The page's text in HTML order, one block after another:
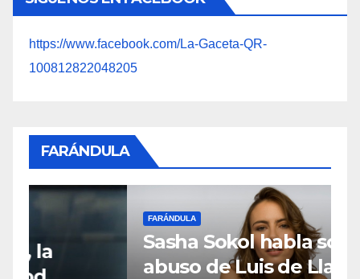
https://www.facebook.com/La-Gaceta-QR-
100812822048205
FARÁNDULA
Sasha Sokol habla sobre el
abuso de Luis de Llano